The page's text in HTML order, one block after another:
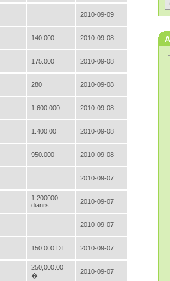
2010-09-09
140.000 2010-09-08
175.000 2010-09-08
280 2010-09-08
1.600.000 2010-09-08
1.400.00 2010-09-08
950.000 2010-09-08
2010-09-07
1.200000
dianrs
2010-09-07
2010-09-07
150.000 DT 2010-09-07
250,000.00
�
2010-09-07